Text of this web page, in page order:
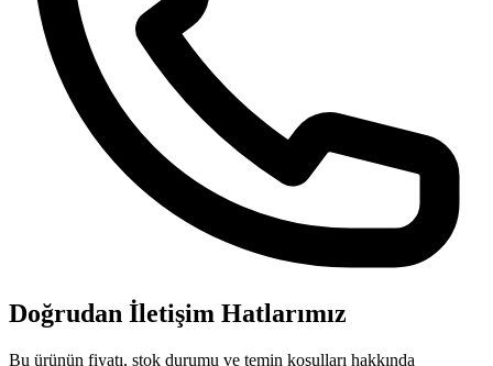
Doğrudan İletişim Hatlarımız
Bu ürünün fiyatı, stok durumu ve temin koşulları hakkında